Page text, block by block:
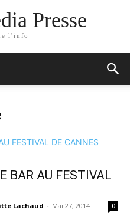
Presse
l'info
BAR AU FESTIVAL
Lachaud - Mai 27, 2014 0